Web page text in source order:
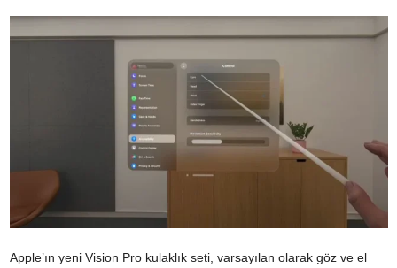
Apple’ın yeni Vision Pro kulaklık seti, varsayılan olarak göz ve el